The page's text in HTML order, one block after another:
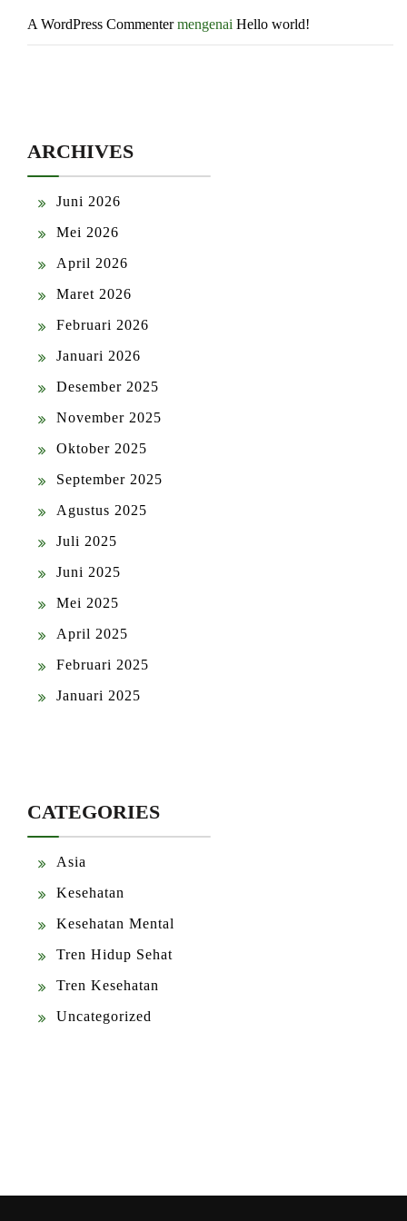
A WordPress Commentermengenai Hello world!
ARCHIVES
Juni 2026
Mei 2026
April 2026
Maret 2026
Februari 2026
Januari 2026
Desember 2025
November 2025
Oktober 2025
September 2025
Agustus 2025
Juli 2025
Juni 2025
Mei 2025
April 2025
Februari 2025
Januari 2025
CATEGORIES
Asia
Kesehatan
Kesehatan Mental
Tren Hidup Sehat
Tren Kesehatan
Uncategorized